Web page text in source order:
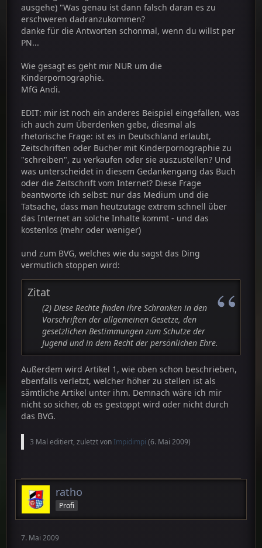
ausgehe) "Was genau ist dann falsch daran es zu
erschweren dadranzukommen?
danke für die Antworten schonmal, wenn du willst per
PN...
Wie gesagt es geht mir NUR um die
Kinderpornographie.
MfG Andi.
EDIT: mir ist noch ein anderes Beispiel eingefallen, was
ich auch zum Überdenken gebe, diesmal als
rhetorische Frage: ist es in Deutschland erlaubt,
Zeitschriften oder Bücher mit Kinderpornographie zu
"schreiben", zu verkaufen oder sie auszustellen? Und
was unterscheidet in diesem Gedankengang das Buch
oder die Zeitschrift vom Internet? Diese Frage
beantworte ich selbst: nur das Medium und die
Tatsache, dass man heutzutage extrem schnell über
das Internet an solche Inhalte kommt - und das
kostenlos (mehr oder weniger)
und zum BVG, welches wie du sagst das Ding
vermutlich stoppen wird:
Zitat
(2) Diese Rechte finden ihre Schranken in den
Vorschriften der allgemeinen Gesetze, den
gesetzlichen Bestimmungen zum Schutze der
Jugend und in dem Recht der persönlichen Ehre.
Außerdem wird Artikel 1, wie oben schon beschrieben,
ebenfalls verletzt, welcher höher zu stellen ist als
sämtliche Artikel unter ihm. Demnach wäre ich mir
nicht so sicher, ob es gestoppt wird oder nicht durch
das BVG.
3 Mal editiert, zuletzt von Impidimpi (6. Mai 2009)
ratho
Profi
7. Mai 2009